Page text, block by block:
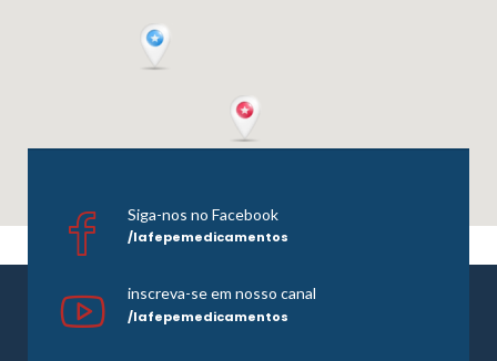
Siga-nos no Facebook
/lafepemedicamentos
inscreva-se em nosso canal
/lafepemedicamentos